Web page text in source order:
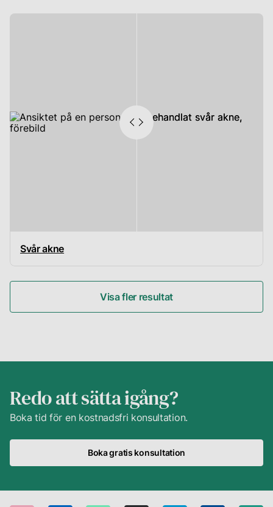
Svår akne
Visa fler resultat
Redo att sätta igång?
Boka tid för en kostnadsfri konsultation.
Boka gratis konsultation